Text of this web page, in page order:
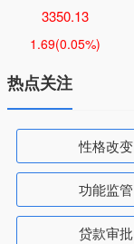
3350.13
1.69(0.05%)
热点关注
性格改变
功能监管
贷款审批